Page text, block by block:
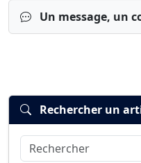
Un message, un
Connexion
Rechercher un
Rechercher